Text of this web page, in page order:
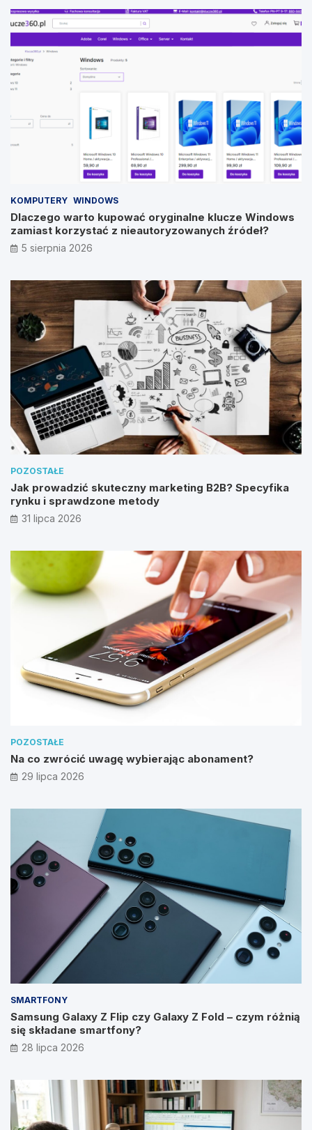
KOMPUTERY WINDOWS
Dlaczego warto kupować oryginalne klucze Windows
zamiast korzystać z nieautoryzowanych źródeł?
5 sierpnia 2026
POZOSTAŁE
Jak prowadzić skuteczny marketing B2B? Specyfika
rynku i sprawdzone metody
31 lipca 2026
POZOSTAŁE
Na co zwrócić uwagę wybierając abonament?
29 lipca 2026
SMARTFONY
Samsung Galaxy Z Flip czy Galaxy Z Fold – czym różnią
się składane smartfony?
28 lipca 2026